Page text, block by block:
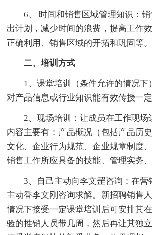
6、 时间和销售区域管理知识：
出计划，减少时间的浪费，提高工作
正确利用、销售区域的开拓和巩固等。
二、培训方式
1、课堂培训（条件允许的情况下
对产品信息或行业知识能有效传授一定
2、现场培训：让成员在工作现场
内容主要有：产品概况（包括产品历
文化、企业行为规范、企业规章制度
销售工作所应具备的技能、管理实务、
3、自己主动向李文罡咨询：在营
主动香李文刚咨询求解。新招聘销售
情况下接受一定课堂培训后可安排其
验的推销人员带几周，然后再让其独